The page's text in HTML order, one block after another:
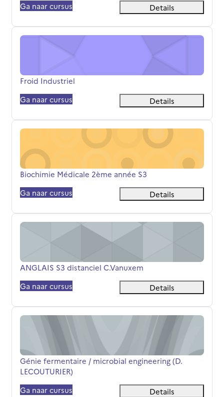
Ga naar cursus Details
Froid Industriel
Cursusnaam
Froid Industriel
Ga naar cursus
Details
Biochimie Médicale 2ème année S3
Cursusnaam
Biochimie Médicale 2ème année S3
Ga naar cursus
Details
ANGLAIS S3 distanciel C.Vanuxem
Cursusnaam
ANGLAIS S3 distanciel C.Vanuxem
Ga naar cursus
Details
Génie fermentaire / microbial engineering (D.
Cursusnaam
Génie fermentaire / microbial engineering (D.
LECOUTURIER)
Ga naar cursus
Details